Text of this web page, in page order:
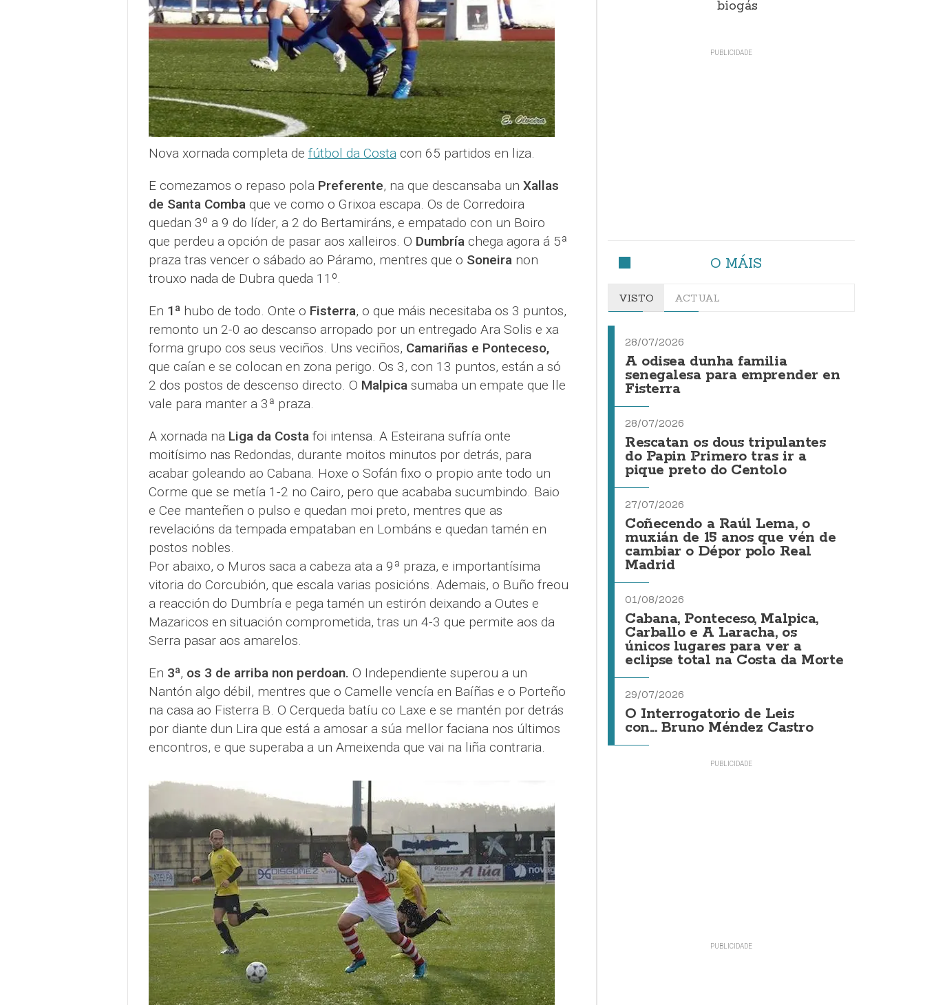
Nova xornada completa de fútbol da Costa con 65 partidos en liza.
E comezamos o repaso pola Preferente, na que descansaba un Xallas
de Santa Comba que ve como o Grixoa escapa. Os de Corredoira
quedan 3º a 9 do líder, a 2 do Bertamiráns, e empatado con un Boiro
que perdeu a opción de pasar aos xalleiros. O Dumbría chega agora á 5ª
praza tras vencer o sábado ao Páramo, mentres que o Soneira non
trouxo nada de Dubra queda 11º.
En 1ª hubo de todo. Onte o Fisterra, o que máis necesitaba os 3 puntos,
remonto un 2-0 ao descanso arropado por un entregado Ara Solis e xa
forma grupo cos seus veciños. Uns veciños, Camariñas e Ponteceso,
que caían e se colocan en zona perigo. Os 3, con 13 puntos, están a só
2 dos postos de descenso directo. O Malpica sumaba un empate que lle
vale para manter a 3ª praza.
A xornada na Liga da Costa foi intensa. A Esteirana sufría onte
moitísimo nas Redondas, durante moitos minutos por detrás, para
acabar goleando ao Cabana. Hoxe o Sofán fixo o propio ante todo un
Corme que se metía 1-2 no Cairo, pero que acababa sucumbindo. Baio
e Cee manteñen o pulso e quedan moi preto, mentres que as
revelacións da tempada empataban en Lombáns e quedan tamén en
postos nobles.
Por abaixo, o Muros saca a cabeza ata a 9ª praza, e importantísima
vitoria do Corcubión, que escala varias posicións. Ademais, o Buño freou
a reacción do Dumbría e pega tamén un estirón deixando a Outes e
Mazaricos en situación comprometida, tras un 4-3 que permite aos da
Serra pasar aos amarelos.
En 3ª, os 3 de arriba non perdoan. O Independiente superou a un
Nantón algo débil, mentres que o Camelle vencía en Baíñas e o Porteño
na casa ao Fisterra B. O Cerqueda batíu co Laxe e se mantén por detrás
por diante dun Lira que está a amosar a súa mellor faciana nos últimos
encontros, e que superaba a un Ameixenda que vai na liña contraria.
biogás
O MÁIS
VISTO ACTUAL
28/07/2026
A odisea dunha familia
senegalesa para emprender en
Fisterra
28/07/2026
Rescatan os dous tripulantes
do Papin Primero tras ir a
pique preto do Centolo
27/07/2026
Coñecendo a Raúl Lema, o
muxián de 15 anos que vén de
cambiar o Dépor polo Real
Madrid
01/08/2026
Cabana, Ponteceso, Malpica,
Carballo e A Laracha, os
únicos lugares para ver a
eclipse total na Costa da Morte
29/07/2026
O Interrogatorio de Leis
con... Bruno Méndez Castro